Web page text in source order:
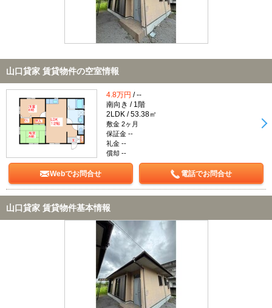
山口貸家 賃貸物件の空室情報
4.8万円 / --
南向き / 1階
2LDK / 53.38㎡
敷金 2ヶ月
保証金 --
礼金 --
償却 --
Webでお問合せ 電話でお問合せ
山口貸家 賃貸物件基本情報